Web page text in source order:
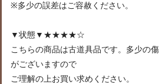
※多少の誤差はご容赦ください。
▼状態▼★★★★☆
こちらの商品は古道具品です。多少の
がございますので
ご理解の上お買い求めください。